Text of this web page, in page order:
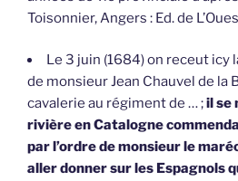
Toisonnier, Angers : Ed. de
Le 3 juin (1684) on receut icy
de monsieur Jean Chauvel de la
cavalerie au régiment de … ;il se
rivière en Catalogne
par l’ordre de monsieur le
aller donner sur les Espagnols